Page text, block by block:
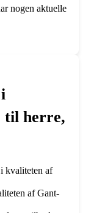
nogen aktuelle
til herre,
kvaliteten af
af Gant-